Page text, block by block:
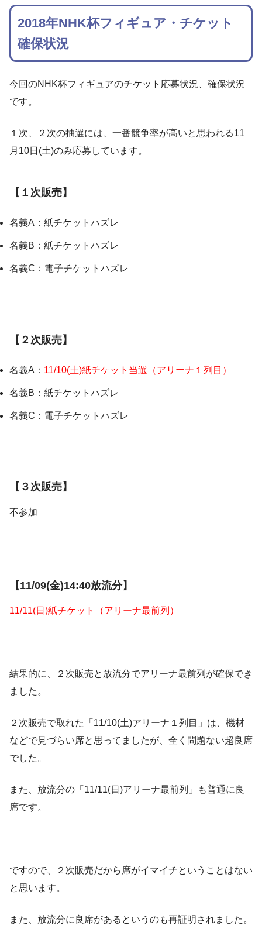
2018年NHK杯フィギュア・チケット
確保状況
今回のNHK杯フィギュアのチケット応募状況、確保状況
です。
１次、２次の抽選には、一番競争率が高いと思われる11
月10日(土)のみ応募しています。
【１次販売】
名義A：紙チケットハズレ
名義B：紙チケットハズレ
名義C：電子チケットハズレ
【２次販売】
名義A： 11/10(土)紙チケット当選（アリーナ１列目）
名義B：紙チケットハズレ
名義C：電子チケットハズレ
【３次販売】
不参加
【11/09(金)14:40放流分】
11/11(日)紙チケット（アリーナ最前列）
結果的に、２次販売と放流分でアリーナ最前列が確保でき
ました。
２次販売で取れた「11/10(土)アリーナ１列目」は、機材
などで見づらい席と思ってましたが、全く問題ない超良席
でした。
また、放流分の「11/11(日)アリーナ最前列」も普通に良
席です。
ですので、２次販売だから席がイマイチということはない
と思います。
また、放流分に良席があるというのも再証明されました。